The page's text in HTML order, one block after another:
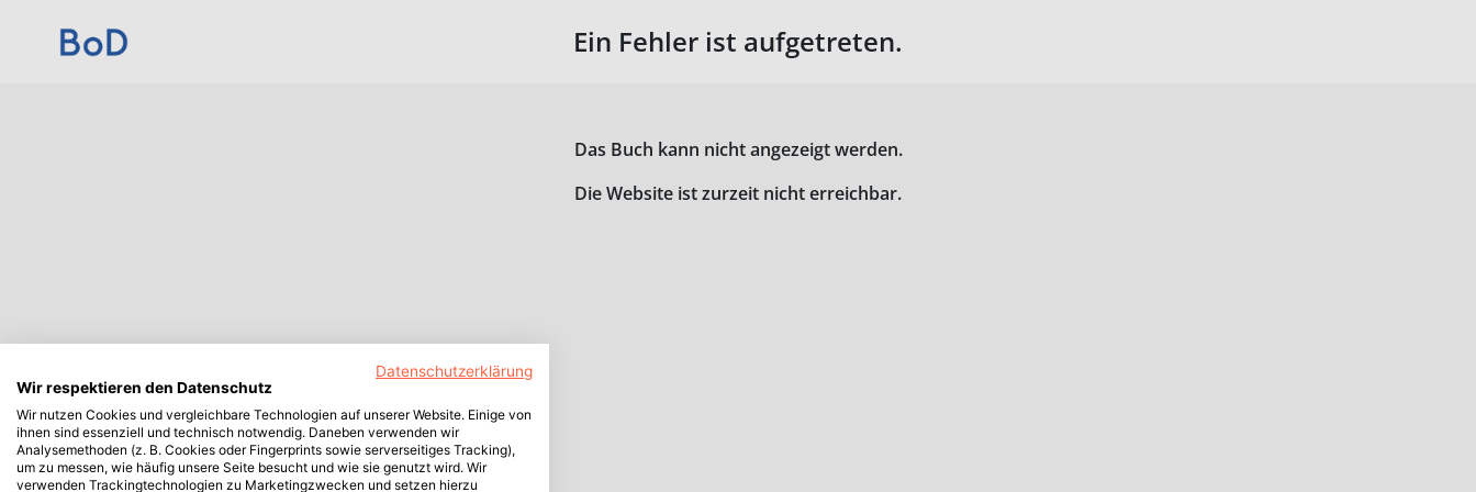
Ein Fehler ist aufgetreten.
Das Buch kann nicht angezeigt werden.
Die Website ist zurzeit nicht erreichbar.
Datenschutzerklärung
Wir respektieren den Datenschutz
Wir nutzen Cookies und vergleichbare Technologien auf unserer Website. Einige von
ihnen sind essenziell und technisch notwendig. Daneben verwenden wir
Analysemethoden (z. B. Cookies oder Fingerprints sowie serverseitiges Tracking),
um zu messen, wie häufig unsere Seite besucht und wie sie genutzt wird. Wir
verwenden Trackingtechnologien zu Marketingzwecken und setzen hierzu